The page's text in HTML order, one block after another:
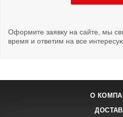
Оформите заявку на сайте, мы
время и ответим на все
О